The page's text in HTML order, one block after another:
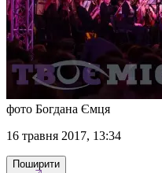
фото Богдана Ємця
16 травня 2017, 13:34
Поширити